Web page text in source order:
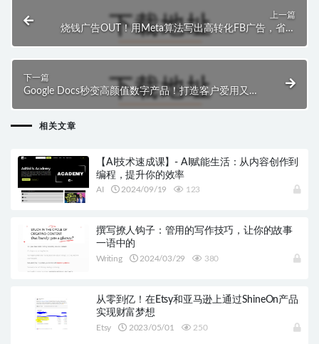
上一篇
烧钱广告OUT！用Meta算法写出高转化FB广告，省钱
下一篇
Google Docs秒变高颜值数字产品！打造客户爱用又爱
相关文章
【AI技术速成课】- AI赋能生活：从内容创作到
编程，提升你的效率
AI 2024/09/19 123
撰写撩人钩子：管用的写作技巧，让你的故事
一语中的
Writing 2024/03/29 380
从零到亿！在Etsy和亚马逊上通过ShineOn产品
实现财富梦想
Etsy 2023/05/01 250